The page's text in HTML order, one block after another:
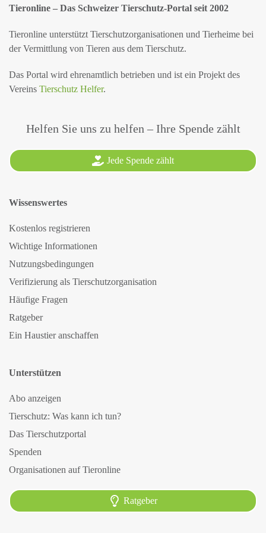
Tieronline – Das Schweizer Tierschutz-Portal seit 2002
Tieronline unterstützt Tierschutzorganisationen und Tierheime bei
der Vermittlung von Tieren aus dem Tierschutz.
Das Portal wird ehrenamtlich betrieben und ist ein Projekt des
Vereins Tierschutz Helfer.
Helfen Sie uns zu helfen – Ihre Spende zählt
Jede Spende zählt
Wissenswertes
Kostenlos registrieren
Wichtige Informationen
Nutzungsbedingungen
Verifizierung als Tierschutzorganisation
Häufige Fragen
Ratgeber
Ein Haustier anschaffen
Unterstützen
Abo anzeigen
Tierschutz: Was kann ich tun?
Das Tierschutzportal
Spenden
Organisationen auf Tieronline
Ratgeber